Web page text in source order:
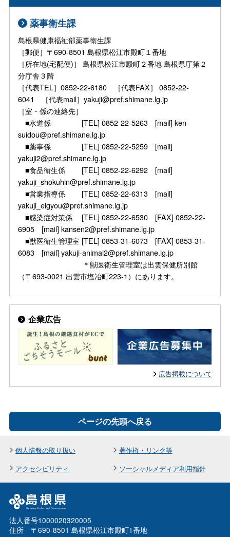
薬事衛生課
島根県健康福祉部薬事衛生課
［郵便］〒690-8501 島根県松江市殿町１番地
［所在地(宅配便)］ 島根県松江市殿町２番地 島根県庁第２
分庁舎３階
［代表TEL］0852-22-6180 ［代表FAX］ 0852-22-
6041 ［代表mail］yakuji@pref.shimane.lg.jp
［室・係の連絡先］
■水道係 [TEL] 0852-22-5263 [mail] ken-
suidou@pref.shimane.lg.jp
■薬事係 [TEL] 0852-22-5259 [mail]
yakuji2@pref.shimane.lg.jp
■食品衛生係 [TEL] 0852-22-6292 [mail]
yakuji_shokuhin@pref.shimane.lg.jp
■営業指導係 [TEL] 0852-22-6313 [mail]
yakuji_eigyou@pref.shimane.lg.jp
■感染症対策係 [TEL] 0852-22-6530 [FAX] 0852-22-
6905 [mail] kansen2@pref.shimane.lg.jp
■獣医衛生管理室 [TEL] 0853-31-6073 [FAX] 0853-31-
6083 [mail] yakuji-animal2@pref.shimane.lg.jp
＊獣医衛生管理室は出雲保健所別館
（〒693-0021 出雲市塩冶町223-1）にあります。
企業広告
広告掲載について
ページの先頭へ戻る
個人情報の取り扱い
著作権・リンク等
アクセシビリティ
ソーシャルメディア利用指針
法人番号1000020320005
住所 〒690-8501 島根県松江市殿町1番地